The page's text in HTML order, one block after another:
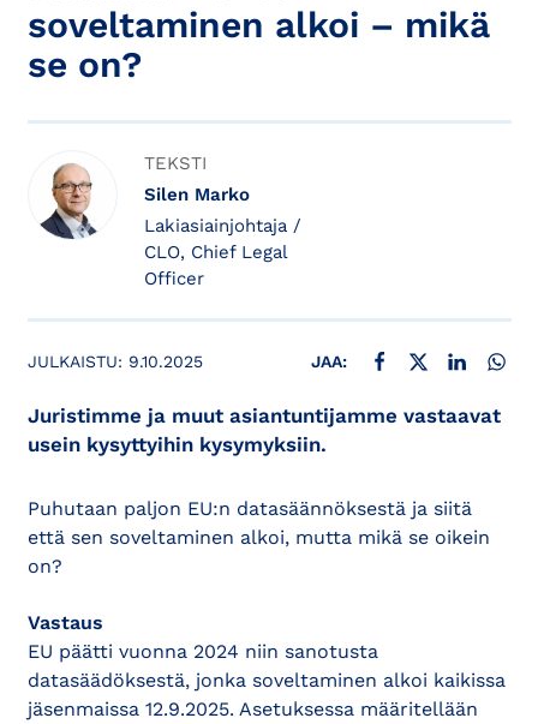
soveltaminen alkoi – mikä
se on?
TEKSTI
Silen Marko
Lakiasiainjohtaja /
CLO, Chief Legal
Officer
JULKAISTU: 9.10.2025 JAA: JAA FACEBOOKISSA
JAA X:SSÄ JAA
Juristimme ja muut asiantuntijamme vastaavat
usein kysyttyihin kysymyksiin.
Puhutaan paljon EU:n datasäännöksestä ja siitä
että sen soveltaminen alkoi, mutta mikä se oikein
on?
Vastaus
EU päätti vuonna 2024 niin sanotusta
datasäädöksestä, jonka soveltaminen alkoi kaikissa
jäsenmaissa 12.9.2025. Asetuksessa määritellään